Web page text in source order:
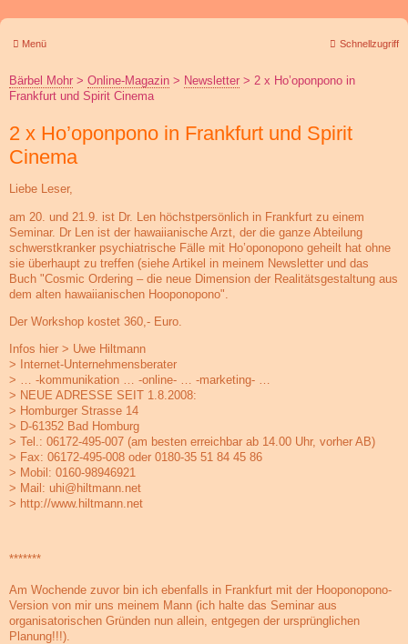
Menü Schnellzugriff
Bärbel Mohr > Online-Magazin > Newsletter > 2 x Ho’oponpono in
Frankfurt und Spirit Cinema
2 x Ho’oponpono in Frankfurt und Spirit
Cinema
Liebe Leser,
am 20. und 21.9. ist Dr. Len höchstpersönlich in Frankfurt zu einem
Seminar. Dr Len ist der hawaiianische Arzt, der die ganze Abteilung
schwerstkranker psychiatrische Fälle mit Ho’oponopono geheilt hat ohne
sie überhaupt zu treffen (siehe Artikel in meinem Newsletter und das
Buch "Cosmic Ordering – die neue Dimension der Realitätsgestaltung aus
dem alten hawaiianischen Hooponopono".
Der Workshop kostet 360,- Euro.
Infos hier > Uwe Hiltmann
> Internet-Unternehmensberater
> … -kommunikation … -online- … -marketing- …
> NEUE ADRESSE SEIT 1.8.2008:
> Homburger Strasse 14
> D-61352 Bad Homburg
> Tel.: 06172-495-007 (am besten erreichbar ab 14.00 Uhr, vorher AB)
> Fax: 06172-495-008 oder 0180-35 51 84 45 86
> Mobil: 0160-98946921
> Mail: uhi@hiltmann.net
> http://www.hiltmann.net
*******
Am Wochende zuvor bin ich ebenfalls in Frankfurt mit der Hooponopono-
Version von mir uns meinem Mann (ich halte das Seminar aus
organisatorischen Gründen nun allein, entgegen der ursprünglichen
Planung!!!).